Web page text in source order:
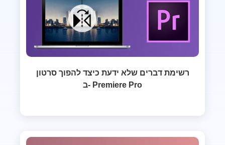
רשימת דברים שלא ידעת כיצד להפוך סרטון
ב- Premiere Pro